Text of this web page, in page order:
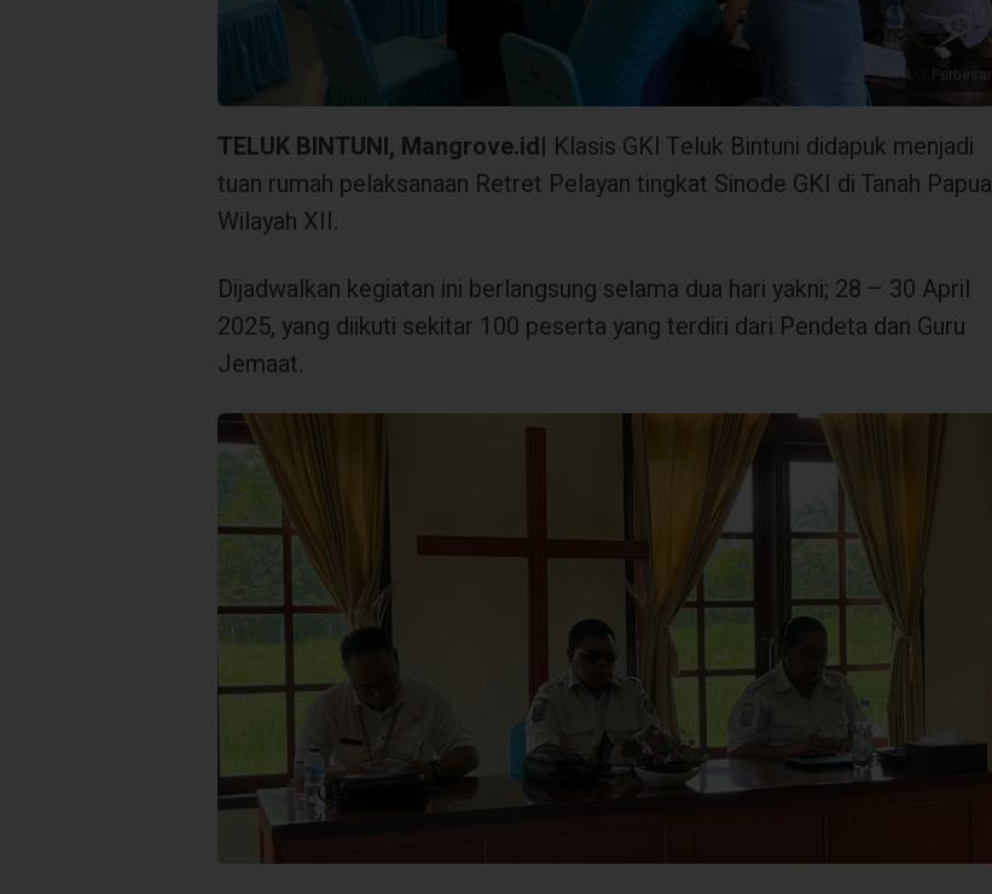
Perbesar
TELUK BINTUNI, Mangrove.id| Klasis GKI Teluk Bintuni didapuk menjadi
tuan rumah pelaksanaan Retret Pelayan tingkat Sinode GKI di Tanah Papua
Wilayah XII.
Dijadwalkan kegiatan ini berlangsung selama dua hari yakni; 28 – 30 April
2025, yang diikuti sekitar 100 peserta yang terdiri dari Pendeta dan Guru
Jemaat.